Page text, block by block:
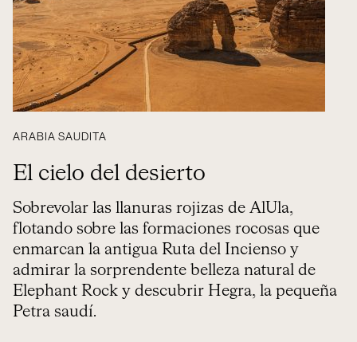
ARABIA SAUDITA
El cielo del desierto
Sobrevolar las llanuras rojizas de AlUla,
flotando sobre las formaciones rocosas que
enmarcan la antigua Ruta del Incienso y
admirar la sorprendente belleza natural de
Elephant Rock y descubrir Hegra, la pequeña
Petra saudí.